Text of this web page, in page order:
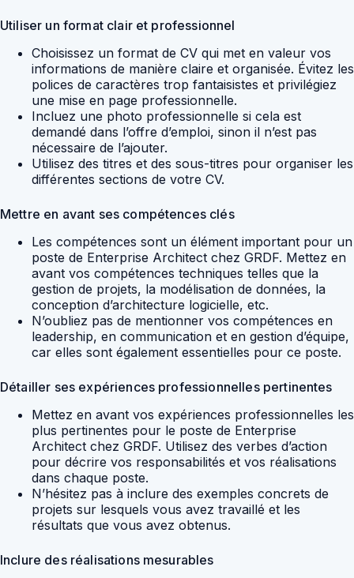
Utiliser un format clair et professionnel
Choisissez un format de CV qui met en valeur vos
informations de manière claire et organisée. Évitez les
polices de caractères trop fantaisistes et privilégiez
une mise en page professionnelle.
Incluez une photo professionnelle si cela est
demandé dans l’offre d’emploi, sinon il n’est pas
nécessaire de l’ajouter.
Utilisez des titres et des sous-titres pour organiser les
différentes sections de votre CV.
Mettre en avant ses compétences clés
Les compétences sont un élément important pour un
poste de Enterprise Architect chez GRDF. Mettez en
avant vos compétences techniques telles que la
gestion de projets, la modélisation de données, la
conception d’architecture logicielle, etc.
N’oubliez pas de mentionner vos compétences en
leadership, en communication et en gestion d’équipe,
car elles sont également essentielles pour ce poste.
Détailler ses expériences professionnelles pertinentes
Mettez en avant vos expériences professionnelles les
plus pertinentes pour le poste de Enterprise
Architect chez GRDF. Utilisez des verbes d’action
pour décrire vos responsabilités et vos réalisations
dans chaque poste.
N’hésitez pas à inclure des exemples concrets de
projets sur lesquels vous avez travaillé et les
résultats que vous avez obtenus.
Inclure des réalisations mesurables